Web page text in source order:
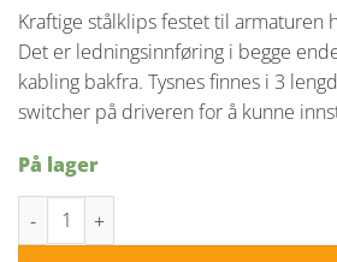
Kraftige stålklips festet til armaturen
Det er ledningsinnføring i begge
kabling bakfra. Tysnes finnes i 3
switcher på driveren for å kunne
På lager
Tysnes 66 LED armatur 120cm 34W